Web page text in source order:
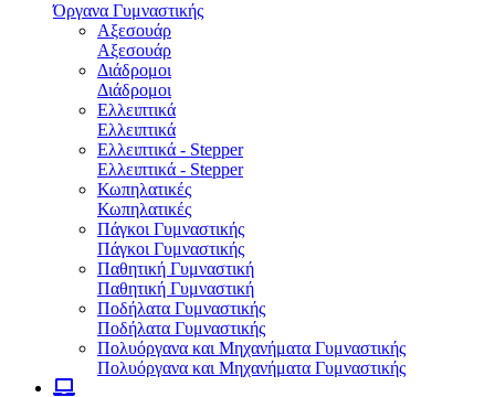
Όργανα Γυμναστικής
Αξεσουάρ
Αξεσουάρ
Διάδρομοι
Διάδρομοι
Ελλειπτικά
Ελλειπτικά
Ελλειπτικά - Stepper
Ελλειπτικά - Stepper
Κωπηλατικές
Κωπηλατικές
Πάγκοι Γυμναστικής
Πάγκοι Γυμναστικής
Παθητική Γυμναστική
Παθητική Γυμναστική
Ποδήλατα Γυμναστικής
Ποδήλατα Γυμναστικής
Πολυόργανα και Μηχανήματα Γυμναστικής
Πολυόργανα και Μηχανήματα Γυμναστικής